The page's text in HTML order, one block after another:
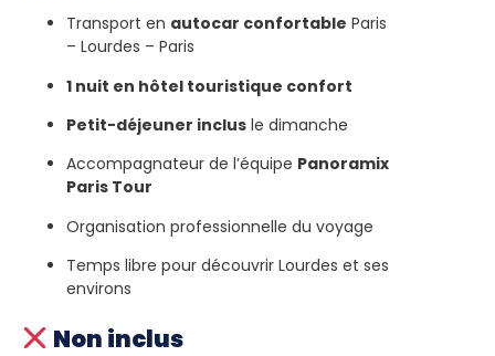
Transport en autocar confortable Paris
– Lourdes – Paris
1 nuit en hôtel touristique confort
Petit-déjeuner inclus le dimanche
Accompagnateur de l’équipe Panoramix
Paris Tour
Organisation professionnelle du voyage
Temps libre pour découvrir Lourdes et ses
environs
Non inclus